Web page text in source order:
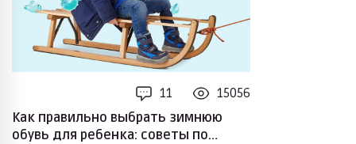
11
15056
Как правильно выбрать зимнюю
обувь для ребенка: советы по